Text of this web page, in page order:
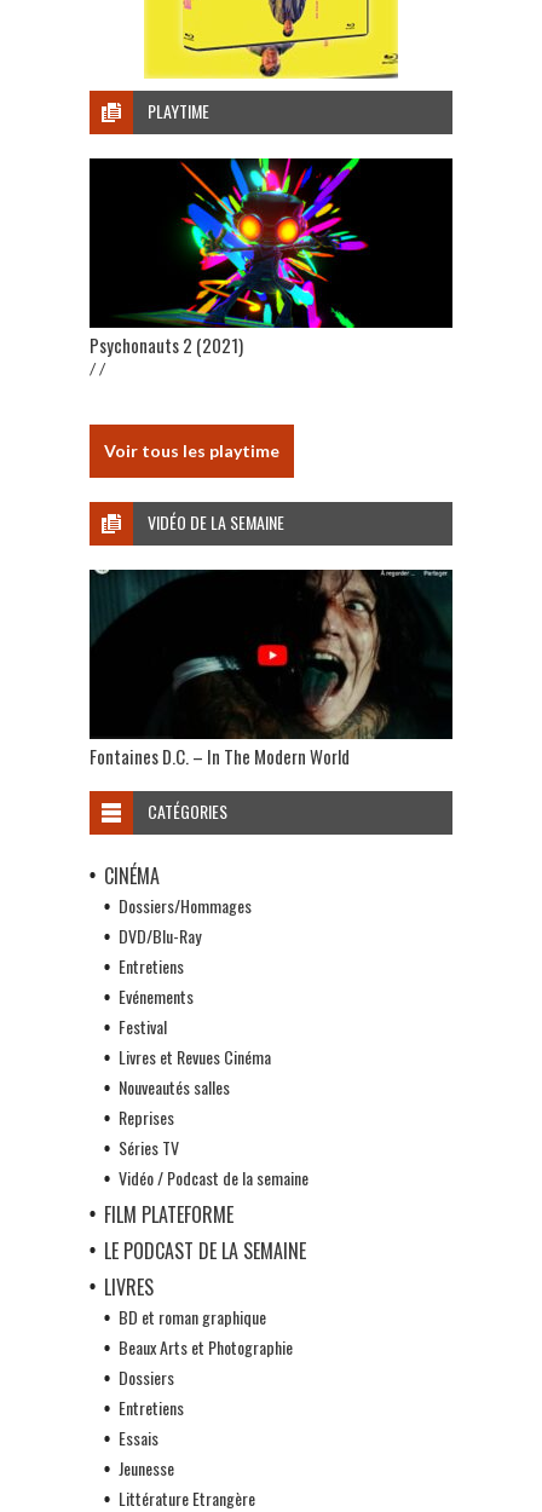
PLAYTIME
Psychonauts 2 (2021)
/ /
Voir tous les playtime
VIDÉO DE LA SEMAINE
Fontaines D.C. – In The Modern World
CATÉGORIES
CINÉMA
Dossiers/Hommages
DVD/Blu-Ray
Entretiens
Evénements
Festival
Livres et Revues Cinéma
Nouveautés salles
Reprises
Séries TV
Vidéo / Podcast de la semaine
FILM PLATEFORME
LE PODCAST DE LA SEMAINE
LIVRES
BD et roman graphique
Beaux Arts et Photographie
Dossiers
Entretiens
Essais
Jeunesse
Littérature Etrangère